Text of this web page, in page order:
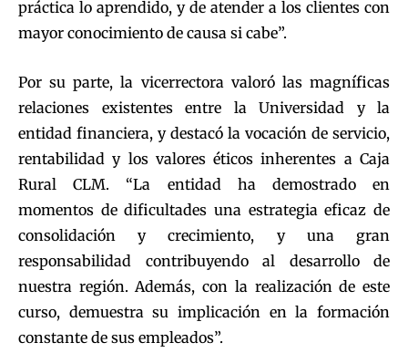
práctica lo aprendido, y de atender a los clientes con
mayor conocimiento de causa si cabe”.
Por su parte, la vicerrectora valoró las magníficas
relaciones existentes entre la Universidad y la
entidad financiera, y destacó la vocación de servicio,
rentabilidad y los valores éticos inherentes a Caja
Rural CLM. “La entidad ha demostrado en
momentos de dificultades una estrategia eficaz de
consolidación y crecimiento, y una gran
responsabilidad contribuyendo al desarrollo de
nuestra región. Además, con la realización de este
curso, demuestra su implicación en la formación
constante de sus empleados”.